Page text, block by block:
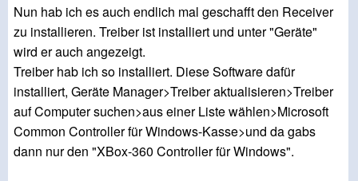
Nun hab ich es auch endlich mal geschafft den Receiver
zu installieren. Treiber ist installiert und unter "Geräte"
wird er auch angezeigt.
Treiber hab ich so installiert. Diese Software dafür
installiert, Geräte Manager>Treiber aktualisieren>Treiber
auf Computer suchen>aus einer Liste wählen>Microsoft
Common Controller für Windows-Kasse>und da gabs
dann nur den "XBox-360 Controller für Windows".